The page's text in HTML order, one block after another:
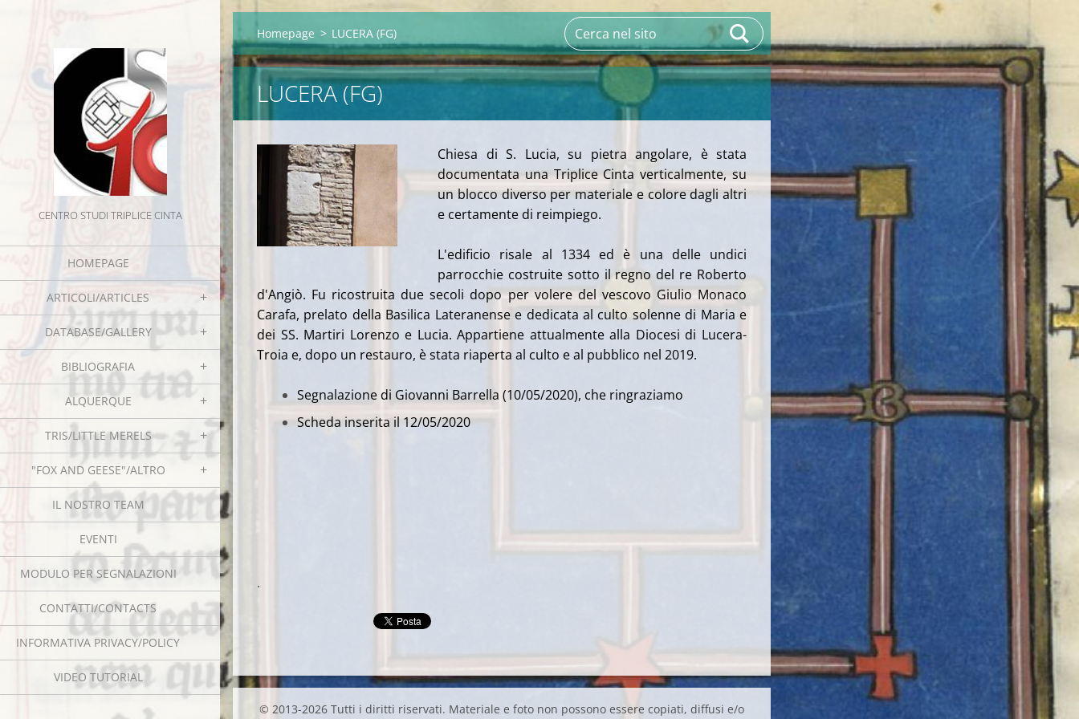
CENTRO STUDI TRIPLICE CINTA
HOMEPAGE
ARTICOLI/ARTICLES
DATABASE/GALLERY
BIBLIOGRAFIA
ALQUERQUE
TRIS/LITTLE MERELS
"FOX AND GEESE"/ALTRO
IL NOSTRO TEAM
EVENTI
MODULO PER SEGNALAZIONI
CONTATTI/CONTACTS
INFORMATIVA PRIVACY/POLICY
VIDEO TUTORIAL
Homepage > LUCERA (FG)
LUCERA (FG)
Chiesa di S. Lucia, su pietra angolare, è stata
documentata una Triplice Cinta verticalmente, su
un blocco diverso per materiale e colore dagli altri
e certamente di reimpiego.
L'edificio risale al 1334 ed è una delle undici
parrocchie costruite sotto il regno del re Roberto
d'Angiò. Fu ricostruita due secoli dopo per volere del vescovo Giulio Monaco
Carafa, prelato della Basilica Lateranense e dedicata al culto solenne di Maria e
dei SS. Martiri Lorenzo e Lucia. Appartiene attualmente alla Diocesi di Lucera-
Troia e, dopo un restauro, è stata riaperta al culto e al pubblico nel 2019.
Segnalazione di Giovanni Barrella (10/05/2020), che ringraziamo
Scheda inserita il 12/05/2020
.
© 2013-2026 Tutti i diritti riservati. Materiale e foto non possono essere copiati, diffusi e/o